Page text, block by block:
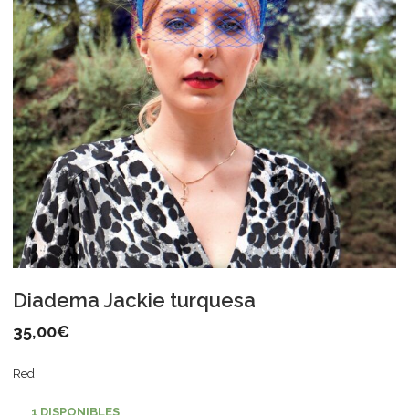
Diadema Jackie turquesa
35,00€
Red
1 DISPONIBLES